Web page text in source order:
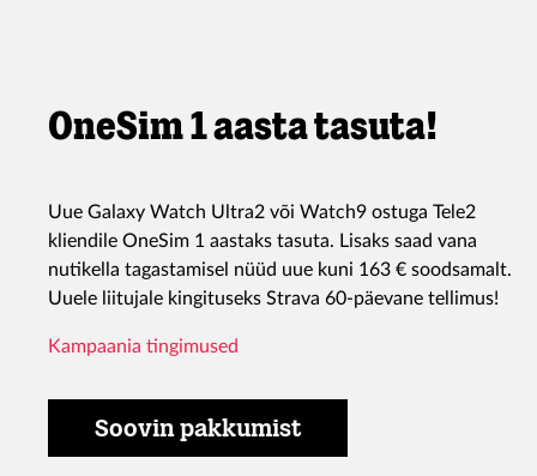
OneSim 1 aasta tasuta!
Uue Galaxy Watch Ultra2 või Watch9 ostuga Tele2
kliendile OneSim 1 aastaks tasuta. Lisaks saad vana
nutikella tagastamisel nüüd uue kuni 163 € soodsamalt.
Uuele liitujale kingituseks Strava 60-päevane tellimus!
Kampaania tingimused
Soovin pakkumist